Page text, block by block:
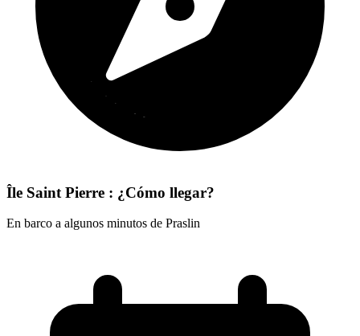
Île Saint Pierre : ¿Cómo llegar?
En barco a algunos minutos de Praslin